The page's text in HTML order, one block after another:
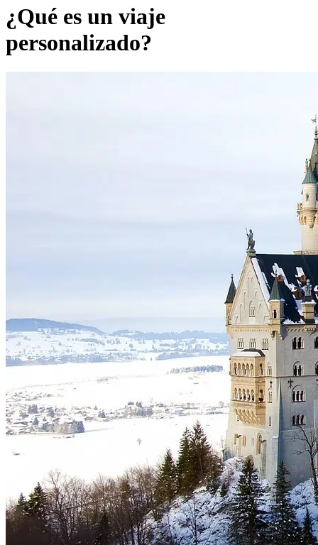
¿Qué es un viaje
personalizado?